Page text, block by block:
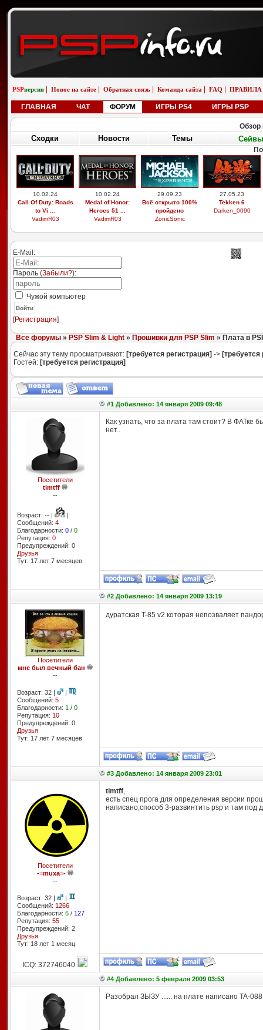
PSPверсия Новое на сайте Обратная связь Команда сайта FAQ ПРАВИЛА
ГЛАВНАЯ ЧАТ ФОРУМ ИГРЫ PS4 ИГРЫ PSP
Обзор
Сходки Новости Темы Сейвы
10.02.24
Call Of Duty: Roads
to Vi ...
VadimR03
10.02.24
Medal of Honor:
Heroes 51 ...
VadimR03
29.09.23
Всё открыто 100%
пройдено
ZonicSonic
27.05.23
Tekken 6
Darken_0090
E-Mail:
Пароль (Забыли?):
Чужой компьютер
Войти
[Регистрация]
Все форумы» PSP Slim & Light» Прошивки для PSP Slim » Плата в
Сейчас эту тему просматривают: [требуется регистрация] -> [требуется
Гостей: [требуется регистрация]
#1 Добавлено: 14 января 2009 09:48
Посетители
timtff
--
Возраст: -- |
|
Сообщений: 4
Благодарности: 0/ 0
Репутация: 0
Предупреждений: 0
Друзья
Тут: 17 лет 7 месяцев
Как узнать, что за плата там стоит? В ФАТке
нет..
#2 Добавлено: 14 января 2009 13:19
Посетители
мне был вечный бан
--
Возраст: 32 |
|
Сообщений: 5
Благодарности: 1 / 0
Репутация: 10
Предупреждений: 0
Друзья
Тут: 17 лет 7 месяцев
дуратская T-85 v2 которая непозваляет
#3 Добавлено: 14 января 2009 23:01
Посетители
-=muxa=-
--
Возраст: 32 |
|
Сообщений: 1266
Благодарности: 6/ 127
Репутация: 55
Предупреждений: 2
Друзья
Тут: 18 лет 1 месяц
timtff,
есть спец прога для определения версии
написано,способ 3-развинтить psp и там
ICQ: 372746040
#4 Добавлено: 5 февраля 2009 03:53
Разобрал ЗЫЗУ ...... на плате написано TA-